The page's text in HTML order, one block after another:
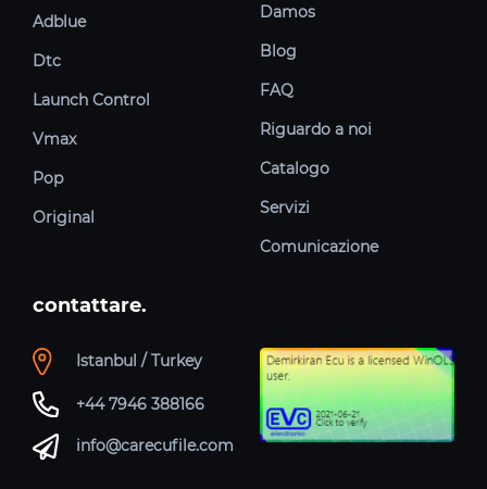
Adblue
Dtc
Launch Control
Vmax
Pop
Original
Damos
Blog
FAQ
Riguardo a noi
Catalogo
Servizi
Comunicazione
contattare.
Istanbul / Turkey
+44 7946 388166
info@carecufile.com